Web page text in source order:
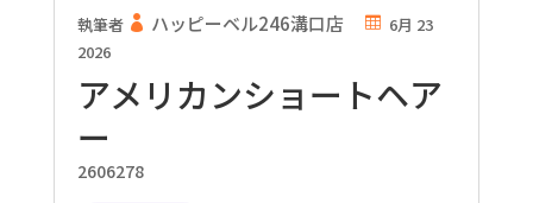
アメリカンショートヘア
ー
執筆者 ハッピーベル246溝口店
6月 23
2026
2606278